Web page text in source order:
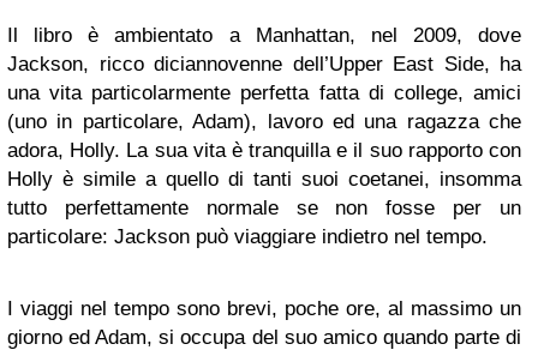
Il libro è ambientato a Manhattan, nel 2009, dove
Jackson, ricco diciannovenne dell’Upper East Side, ha
una vita particolarmente perfetta fatta di college, amici
(uno in particolare, Adam), lavoro ed una ragazza che
adora, Holly. La sua vita è tranquilla e il suo rapporto con
Holly è simile a quello di tanti suoi coetanei, insomma
tutto perfettamente normale se non fosse per un
particolare: Jackson può viaggiare indietro nel tempo.
I viaggi nel tempo sono brevi, poche ore, al massimo un
giorno ed Adam, si occupa del suo amico quando parte di